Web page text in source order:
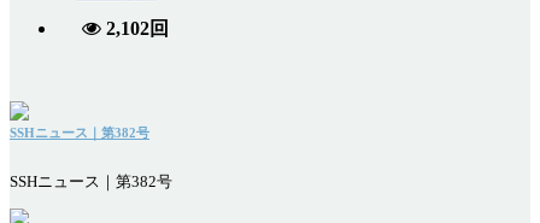
2,102回
SSHニュース｜第382号
SSHニュース｜第382号